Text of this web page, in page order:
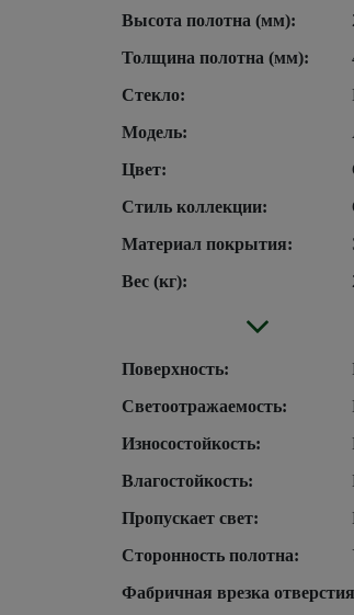
Высота полотна (мм):
Толщина полотна (мм):
Стекло:
Модель:
Цвет:
Стиль коллекции:
Материал покрытия:
Вес (кг):
Поверхность:
Светоотражаемость:
Износостойкость:
Влагостойкость:
Пропускает свет:
Сторонность полотна:
Фабричная врезка